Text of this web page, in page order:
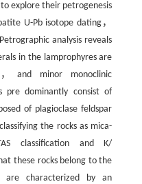
explore their petrogenesis
U-Pb isotope dating，
analysis reveals
in the lamprophyres are
and minor monoclinic
pre dominantly consist of
of plagioclase feldspar
the rocks as mica-
classification and K/
these rocks belong to the
are characterized by an